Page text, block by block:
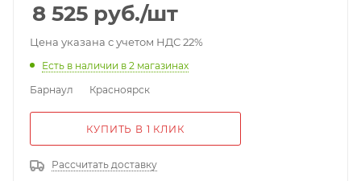
8 525 руб./шт
Цена указана с учетом НДС 22%
Есть в наличии в 2 магазинах
Барнаул
Красноярск
КУПИТЬ В 1 КЛИК
Рассчитать доставку